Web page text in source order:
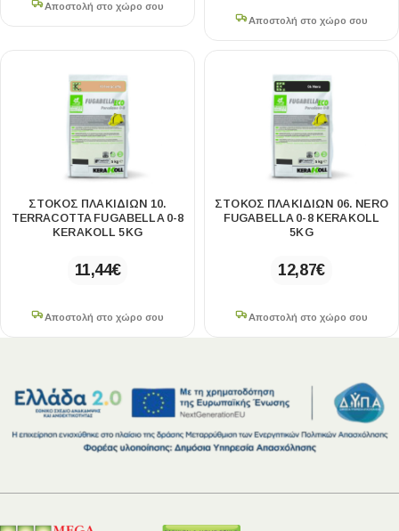
Αποστολή στο χώρο σου
Αποστολή στο χώρο σου
ΣΤΟΚΟΣ ΠΛΑΚΙΔΙΩΝ 10.
TERRACOTTA FUGABELLA 0-8
KERAKOLL 5KG
11,44€
Αποστολή στο χώρο σου
ΣΤΟΚΟΣ ΠΛΑΚΙΔΙΩΝ 06. NERO
FUGABELLA 0-8 KERAKOLL
5KG
12,87€
Αποστολή στο χώρο σου